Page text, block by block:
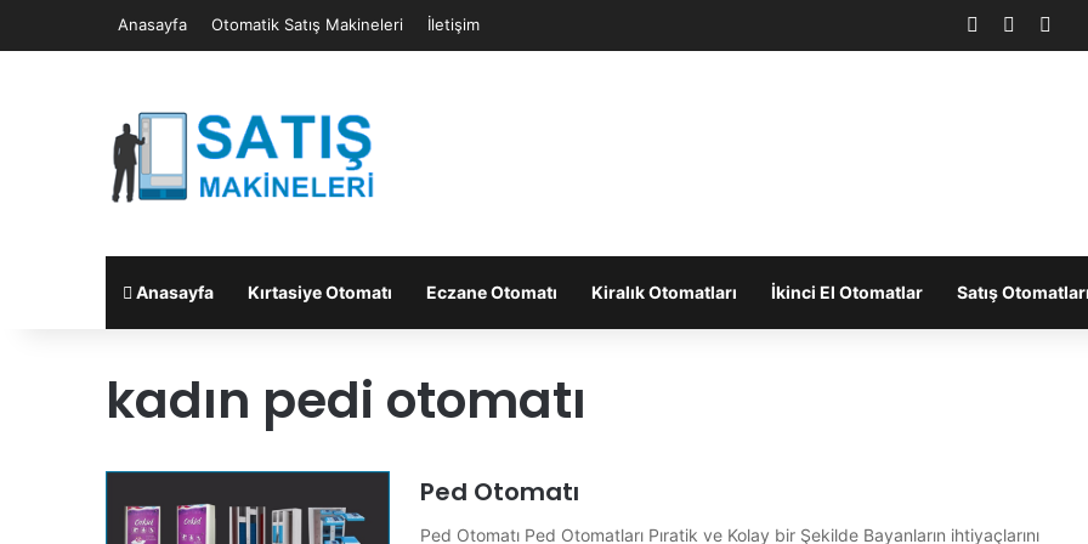
Anasayfa Otomatik Satış Makineleri İletişim Facebook
Anasayfa Kırtasiye Otomatı Eczane Otomatı Kiralık Otomatları İkinci El Otomatlar Satış Otomatları
kadın pedi otomatı
Ped Otomatı
Ped Otomatı Ped Otomatları Pıratik ve Kolay bir Şekilde Bayanların ihtiyaçlarını